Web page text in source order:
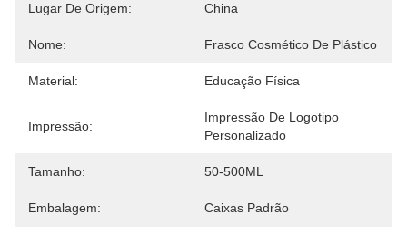
Lugar De Origem: China
Nome: Frasco Cosmético De Plástico
Material: Educação Física
Impressão:
Impressão De Logotipo
Personalizado
Tamanho: 50-500ML
Embalagem: Caixas Padrão